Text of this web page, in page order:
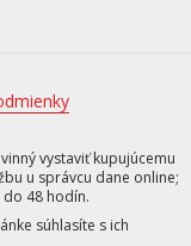
vystaviť kupujúcemu
u správcu dane online;
48 hodín.
súhlasíte s ich